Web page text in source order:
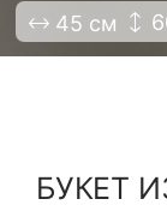
45 см
БУКЕТ